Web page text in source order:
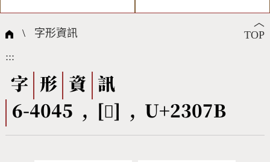
國際字碼相關組織
筆畫查詢
筆順序查詢
CNS查詢 Unicode查詢
全字庫授權 轉碼Web Service
個人電腦造字處理工具
字形下載
問題集
熱門查詢統計
︿
TOP
\ 字形資訊
:::
字 形 資
訊
6-4045 , [𣁻] , U+2307B